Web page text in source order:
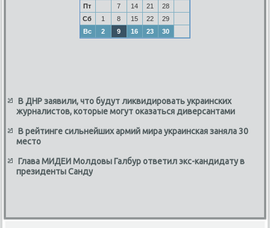
Пт
7 14 21
28
Сб
1 8 15 22
29
Вс
2 9 16 23 30
В ДНР заявили, что будут ликвидировать украинских
журналистов, которые могут оказаться диверсантами
В рейтинге сильнейших армий мира украинская заняла 30
место
Глава МИДЕИ Молдовы Галбур ответил экс-кандидату в
президенты Санду